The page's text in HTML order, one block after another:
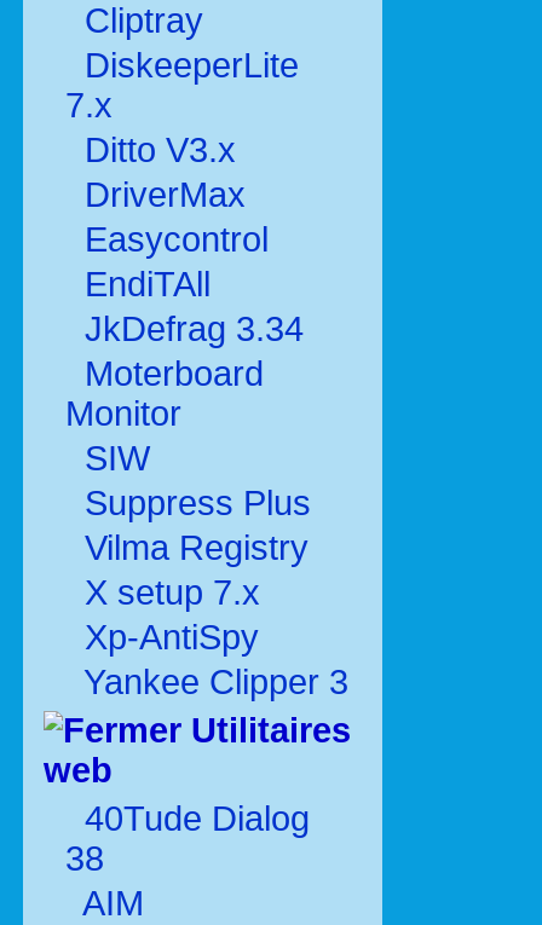
Cliptray
DiskeeperLite
7.x
Ditto V3.x
DriverMax
Easycontrol
EndiTAll
JkDefrag 3.34
Moterboard
Monitor
SIW
Suppress Plus
Vilma Registry
X setup 7.x
Xp-AntiSpy
Yankee Clipper 3
Utilitaires
web
40Tude Dialog
38
AIM